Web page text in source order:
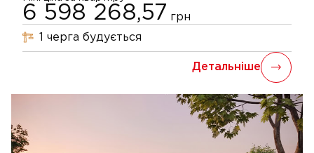
6 598 268,57 грн
черга будується
Детальніше